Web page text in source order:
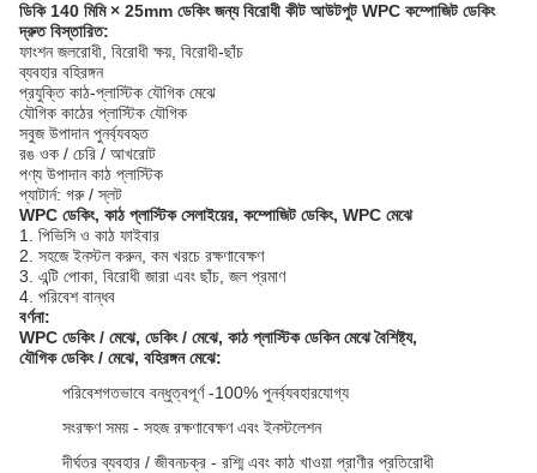
ডিকি 140 মিমি × 25mm ডেকিং জন্য বিরোধী কীট আউটপুট WPC কম্পোজিট ডেকিং
দ্রুত বিস্তারিত:
ফাংশন জলরোধী, বিরোধী ক্ষয়, বিরোধী-ছাঁচ
ব্যবহার বহিরঙ্গন
প্রযুক্তি কাঠ-প্লাস্টিক যৌগিক মেঝে
যৌগিক কাঠের প্লাস্টিক যৌগিক
সবুজ উপাদান পুনর্ব্যবহৃত
রঙ ওক / চেরি / আখরোট
পণ্য উপাদান কাঠ প্লাস্টিক
প্যাটার্ন: গরু / স্লট
WPC ডেকিং, কাঠ প্লাস্টিক সেলাইয়ের, কম্পোজিট ডেকিং, WPC মেঝে
1. পিভিসি ও কাঠ ফাইবার
2. সহজে ইনস্টল করুন, কম খরচে রক্ষণাবেক্ষণ
3. এন্টি পোকা, বিরোধী জারা এবং ছাঁচ, জল প্রমাণ
4. পরিবেশ বান্ধব
বর্ণনা:
WPC ডেকিং / মেঝে, ডেকিং / মেঝে, কাঠ প্লাস্টিক ডেকিন মেঝে বৈশিষ্ট্য,
যৌগিক ডেকিং / মেঝে, বহিরঙ্গন মেঝে:
পরিবেশগতভাবে বন্ধুত্বপূর্ণ -100% পুনর্ব্যবহারযোগ্য
সংরক্ষণ সময় - সহজ রক্ষণাবেক্ষণ এবং ইনস্টলেশন
দীর্ঘতর ব্যবহার / জীবনচক্র - রশ্মি এবং কাঠ খাওয়া প্রাণীর প্রতিরোধী